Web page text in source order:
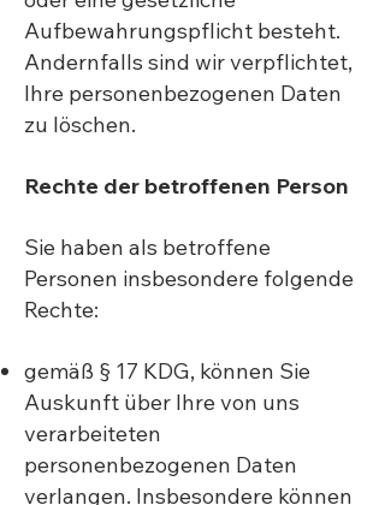
Aufbewahrungspflicht besteht.
Andernfalls sind wir verpflichtet,
Ihre personenbezogenen Daten
zu löschen.
Rechte der betroffenen Person
Sie haben als betroffene
Personen insbesondere folgende
Rechte:
gemäß § 17 KDG, können Sie
Auskunft über Ihre von uns
verarbeiteten
personenbezogenen Daten
verlangen. Insbesondere können